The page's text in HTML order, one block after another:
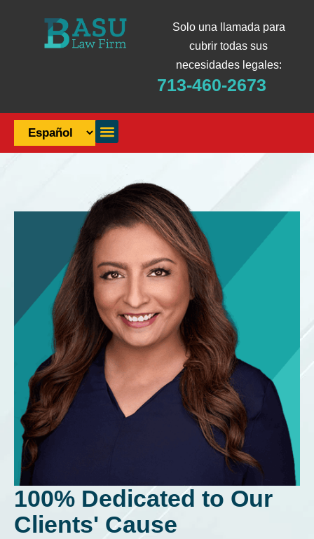
Solo una llamada para
cubrir todas sus
necesidades legales:
713-460-2673
100% Dedicated to Our
Clients' Cause